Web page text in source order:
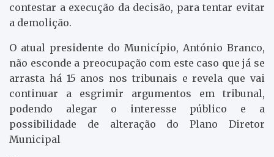
contestar a execução da decisão, para tentar evitar
a demolição.
O atual presidente do Município, António Branco,
não esconde a preocupação com este caso que já se
arrasta há 15 anos nos tribunais e revela que vai
continuar a esgrimir argumentos em tribunal,
podendo alegar o interesse público e a
possibilidade de alteração do Plano Diretor
Municipal